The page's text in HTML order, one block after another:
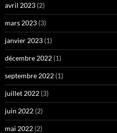
avril 2023 (2)
mars 2023 (3)
janvier 2023 (1)
décembre 2022 (1)
septembre 2022 (1)
juillet 2022 (3)
juin 2022 (2)
mai 2022 (2)